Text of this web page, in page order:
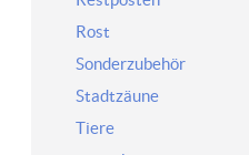
Rost
Sonderzubehör
Stadtzäune
Tiere